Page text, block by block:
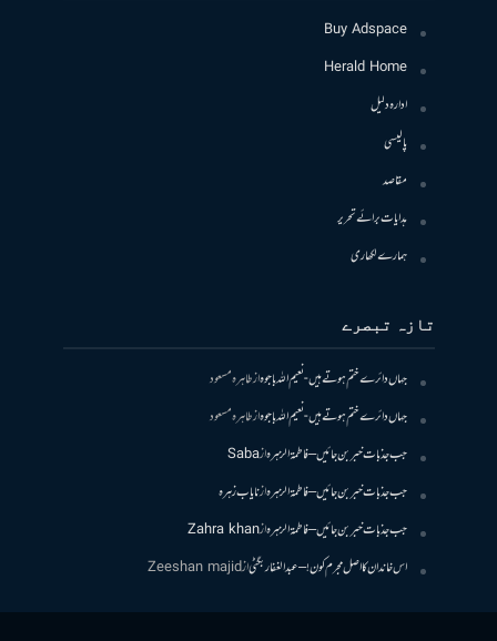
Buy Adspace
Herald Home
ادارہ دلیل
پالیسی
مقاصد
ہدایات برائے تحریر
ہمارے لکھاری
تازہ تبصرے
جہاں دائرے ختم ہوتے ہیں- نعیم اللہ باجوہازطاہرہ مسعود
جہاں دائرے ختم ہوتے ہیں- نعیم اللہ باجوہازطاہرہ مسعود
جب جذبات خبر بن جائیں – فاطمۃالزہرہازSaba
جب جذبات خبر بن جائیں – فاطمۃالزہرہازنایاب زہرہ
جب جذبات خبر بن جائیں – فاطمۃالزہرہازZahra khan
اس خاندان کا اصل مجرم کون! – عبدالغفار بگٹیازZeeshan majid